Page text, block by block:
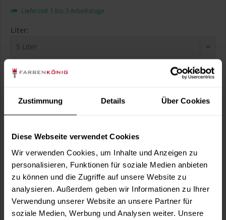
Zustimmung Details Über Cookies
Diese Webseite verwendet Cookies
Wir verwenden Cookies, um Inhalte und Anzeigen zu
personalisieren, Funktionen für soziale Medien anbieten
zu können und die Zugriffe auf unsere Website zu
analysieren. Außerdem geben wir Informationen zu Ihrer
Verwendung unserer Website an unsere Partner für
soziale Medien, Werbung und Analysen weiter. Unsere
Lieferzeit 1 bis 3 Arbeitstage
Liter:
Verbrauch berechnen
m²
Kollektion:
Wunschfarbcode*: